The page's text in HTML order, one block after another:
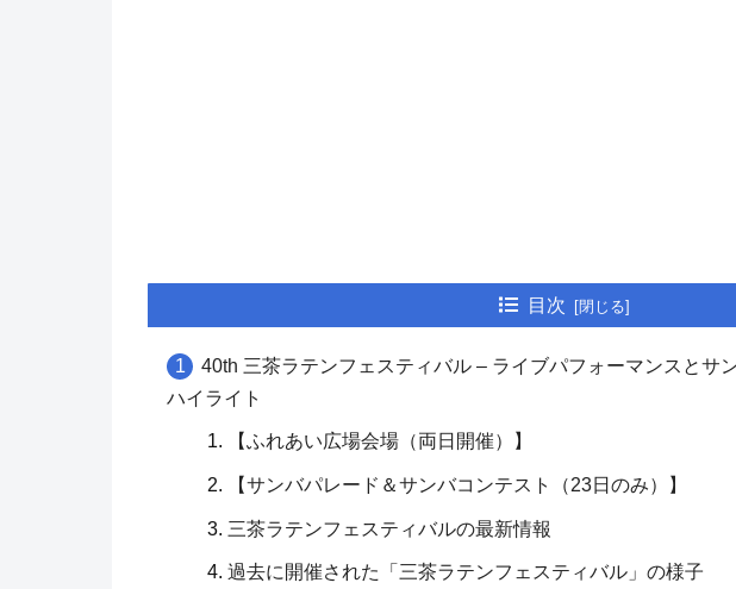
目次
40th 三茶ラテンフェスティバル – ライブパフォーマンスとサ
ハイライト
【ふれあい広場会場（両日開催）】
【サンバパレード＆サンバコンテスト（23日のみ）】
三茶ラテンフェスティバルの最新情報
過去に開催された「三茶ラテンフェスティバル」の様子